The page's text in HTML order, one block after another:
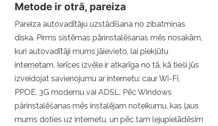
Metode ir otrā, pareiza
Pareiza autovadītāju uzstādīšana no zibatmiņas
diska. Pirms sistēmas pārinstalēšanas mēs nosakām,
kuri autovadītāji mums jāievieto, lai piekļūtu
internetam. Ierīces izvēle ir atkarīga no tā, kā tieši jūs
izveidojat savienojumu ar internetu: caur Wi-Fi,
PPOE, 3G modemu vai ADSL. Pēc Windows
pārinstalēšanas mēs instalējam noteikumu, kas ļaus
mums doties uz internetu, un pēc tam lejupielādēsim